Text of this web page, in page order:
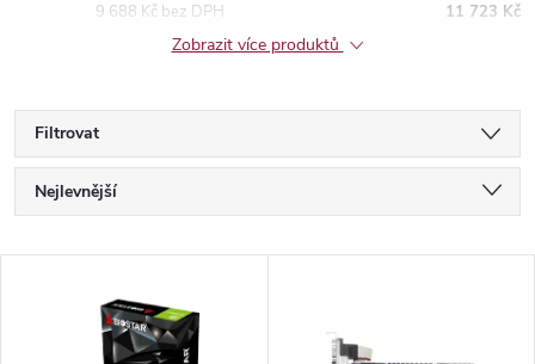
11 723 Kč
9 688 Kč bez DPH
Zobrazit více produktů
Filtrovat
Ř
a
Nejlevnější
Abecedně